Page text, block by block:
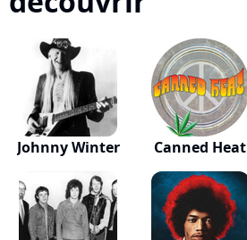
Johnny Winter Canned Heat